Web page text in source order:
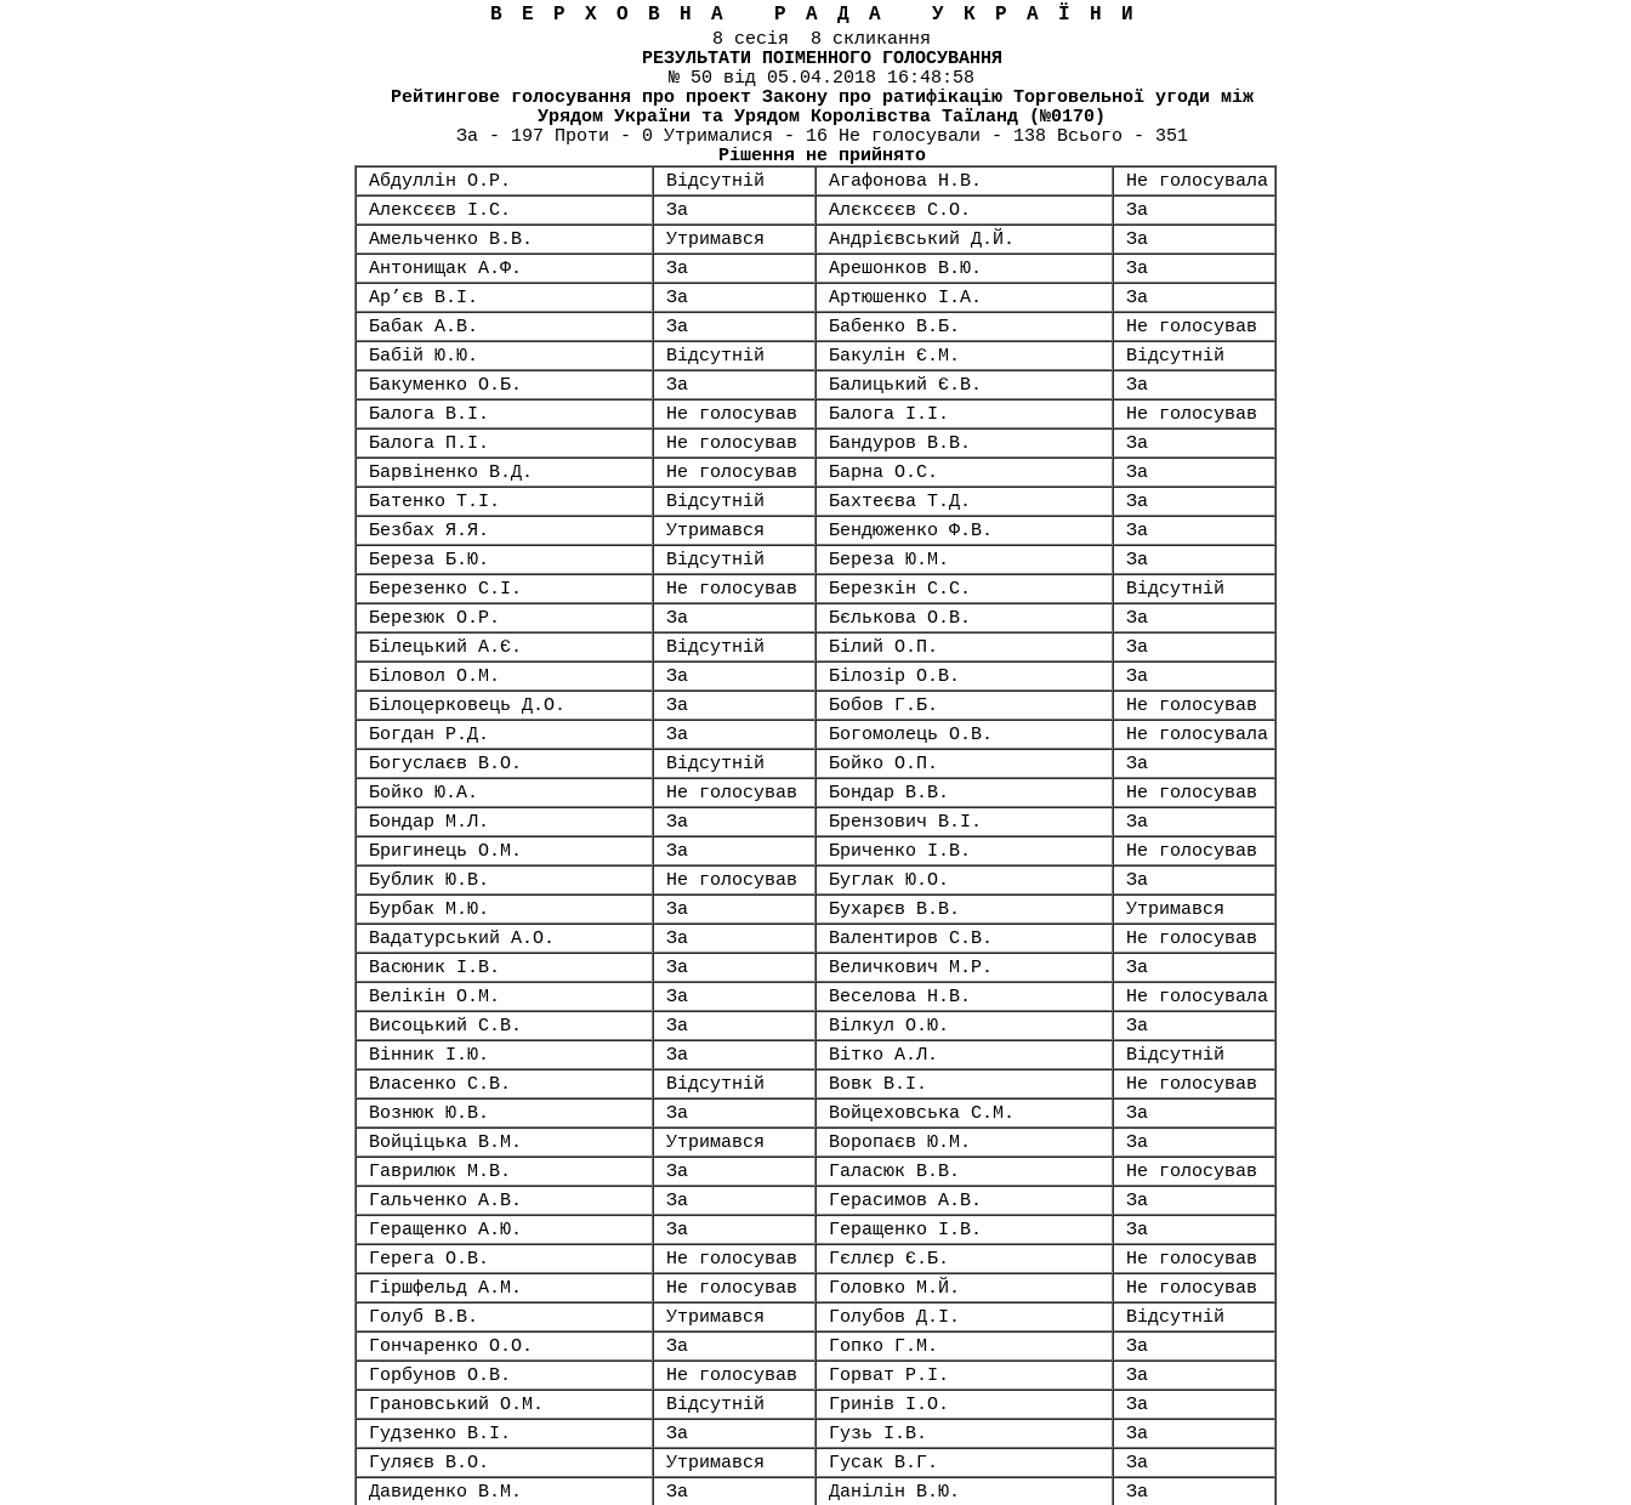
ВЕРХОВНА РАДА УКРАЇНИ
8 сесія 8 скликання
РЕЗУЛЬТАТИ ПОІМЕННОГО ГОЛОСУВАННЯ
№ 50 від 05.04.2018 16:48:58
Рейтингове голосування про проект Закону про ратифікацію Торговельної угоди між
Урядом України та Урядом Королівства Таїланд (№0170)
За - 197 Проти - 0 Утрималися - 16 Не голосували - 138 Всього - 351
Рішення не прийнято
Абдуллін О.Р.
Відсутній Агафонова Н.В.
Не голосувала
Алексєєв І.С.
За Алєксєєв С.О.
За
Амельченко В.В.
Утримався Андрієвський Д.Й.
За
Антонищак А.Ф.
За Арешонков В.Ю.
За
Ар’єв В.І.
За Артюшенко І.А.
За
Бабак А.В.
За Бабенко В.Б.
Не голосував
Бабій Ю.Ю.
Відсутній Бакулін Є.М.
Відсутній
Бакуменко О.Б.
За Балицький Є.В.
За
Балога В.І.
Не голосував Балога І.І.
Не голосував
Балога П.І.
Не голосував Бандуров В.В.
За
Барвіненко В.Д.
Не голосував Барна О.С.
За
Батенко Т.І.
Відсутній Бахтеєва Т.Д.
За
Безбах Я.Я.
Утримався Бендюженко Ф.В.
За
Береза Б.Ю.
Відсутній Береза Ю.М.
За
Березенко С.І.
Не голосував Березкін С.С.
Відсутній
Березюк О.Р.
За Бєлькова О.В.
За
Білецький А.Є.
Відсутній Білий О.П.
За
Біловол О.М.
За Білозір О.В.
За
Білоцерковець Д.О.
За Бобов Г.Б.
Не голосував
Богдан Р.Д.
За Богомолець О.В.
Не голосувала
Богуслаєв В.О.
Відсутній Бойко О.П.
За
Бойко Ю.А.
Не голосував Бондар В.В.
Не голосував
Бондар М.Л.
За Брензович В.І.
За
Бригинець О.М.
За Бриченко І.В.
Не голосував
Бублик Ю.В.
Не голосував Буглак Ю.О.
За
Бурбак М.Ю.
За Бухарєв В.В.
Утримався
Вадатурський А.О.
За Валентиров С.В.
Не голосував
Васюник І.В.
За Величкович М.Р.
За
Велікін О.М.
За Веселова Н.В.
Не голосувала
Висоцький С.В.
За Вілкул О.Ю.
За
Вінник І.Ю.
За Вітко А.Л.
Відсутній
Власенко С.В.
Відсутній Вовк В.І.
Не голосував
Вознюк Ю.В.
За Войцеховська С.М.
За
Войціцька В.М.
Утримався Воропаєв Ю.М.
За
Гаврилюк М.В.
За Галасюк В.В.
Не голосував
Гальченко А.В.
За Герасимов А.В.
За
Геращенко А.Ю.
За Геращенко І.В.
За
Герега О.В.
Не голосував Гєллєр Є.Б.
Не голосував
Гіршфельд А.М.
Не голосував Головко М.Й.
Не голосував
Голуб В.В.
Утримався Голубов Д.І.
Відсутній
Гончаренко О.О.
За Гопко Г.М.
За
Горбунов О.В.
Не голосував Горват Р.І.
За
Грановський О.М.
Відсутній Гринів І.О.
За
Гудзенко В.І.
За Гузь І.В.
За
Гуляєв В.О.
Утримався Гусак В.Г.
За
Давиденко В.М.
За Данілін В.Ю.
За